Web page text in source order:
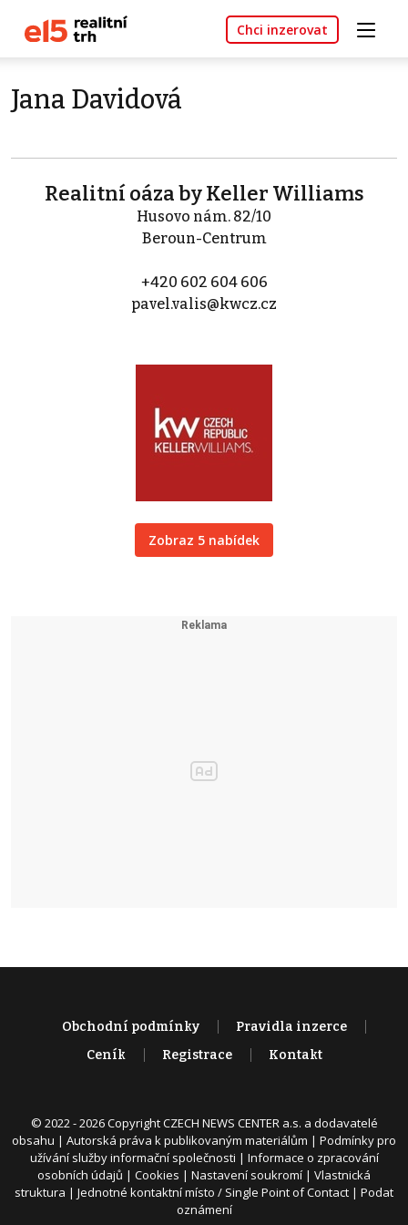
Chci inzerovat
Jana Davidová
Realitní oáza by Keller Williams
Husovo nám. 82/10
Beroun-Centrum
+420 602 604 606
pavel.valis@kwcz.cz
Zobraz 5 nabídek
Obchodní podmínky
Pravidla inzerce
Ceník
Registrace Kontakt
© 2022 - 2026 Copyright CZECH NEWS CENTER a.s. a dodavatelé
obsahu | Autorská práva k publikovaným materiálům | Podmínky pro
užívání služby informační společnosti | Informace o zpracování
osobních údajů | Cookies | Nastavení soukromí | Vlastnická
struktura | Jednotné kontaktní místo / Single Point of Contact | Podat
oznámení